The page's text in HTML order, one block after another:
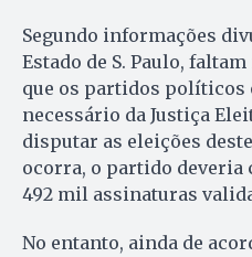
Segundo informações
Estado de S. Paulo,
que os partidos políticos
necessário da Justiça
disputar as eleições
ocorra, o partido
492 mil assinaturas
No entanto, ainda de